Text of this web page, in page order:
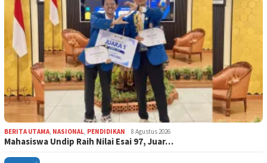
BERITA UTAMA, NASIONAL, PENDIDIKAN 8 Agustus 2026
Mahasiswa Undip Raih Nilai Esai 97, Juar…